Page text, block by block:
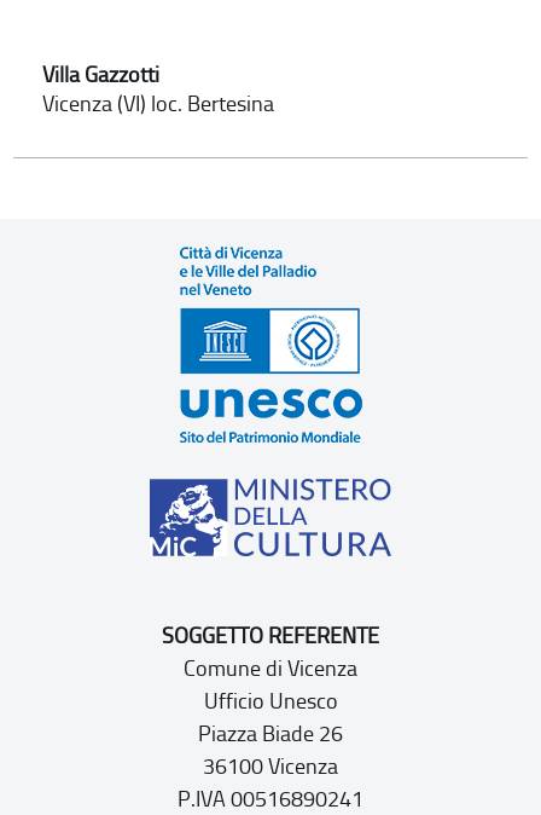
Villa Gazzotti
Vicenza (VI) loc. Bertesina
SOGGETTO REFERENTE
Comune di Vicenza
Ufficio Unesco
Piazza Biade 26
36100 Vicenza
P.IVA 00516890241